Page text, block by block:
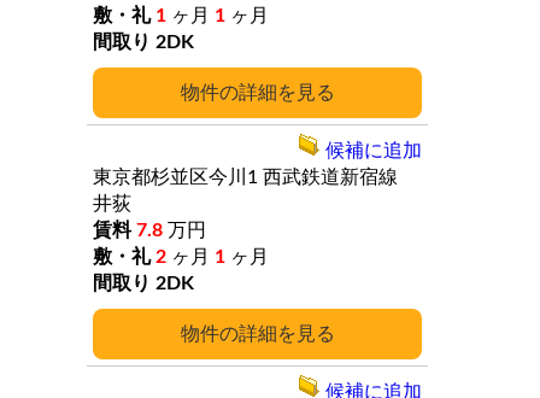
詳細
1 ヶ月 1 ヶ月
2DK
詳細
東京都杉並区今川1 西武鉄道新宿線
井荻
7.8 万円
2 ヶ月 1 ヶ月
2DK
候補に追加
候補に追加